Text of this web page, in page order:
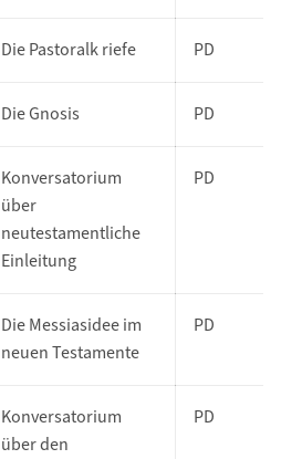
Die Pastoralk riefe PD
Die Gnosis PD
Konversatorium
über
neutestamentliche
Einleitung
PD
Die Messiasidee im
neuen Testamente
PD
Konversatorium
über den
PD